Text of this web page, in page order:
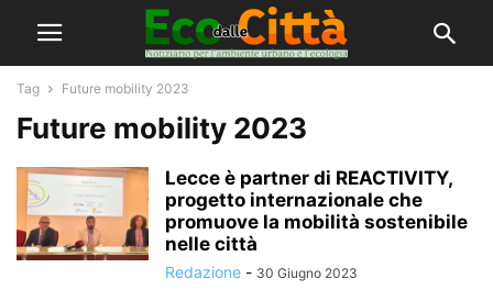
Tag Future mobility 2023
Future mobility 2023
Lecce è partner di REACTIVITY,
progetto internazionale che
promuove la mobilità sostenibile
nelle città
Redazione - 30 Giugno 2023